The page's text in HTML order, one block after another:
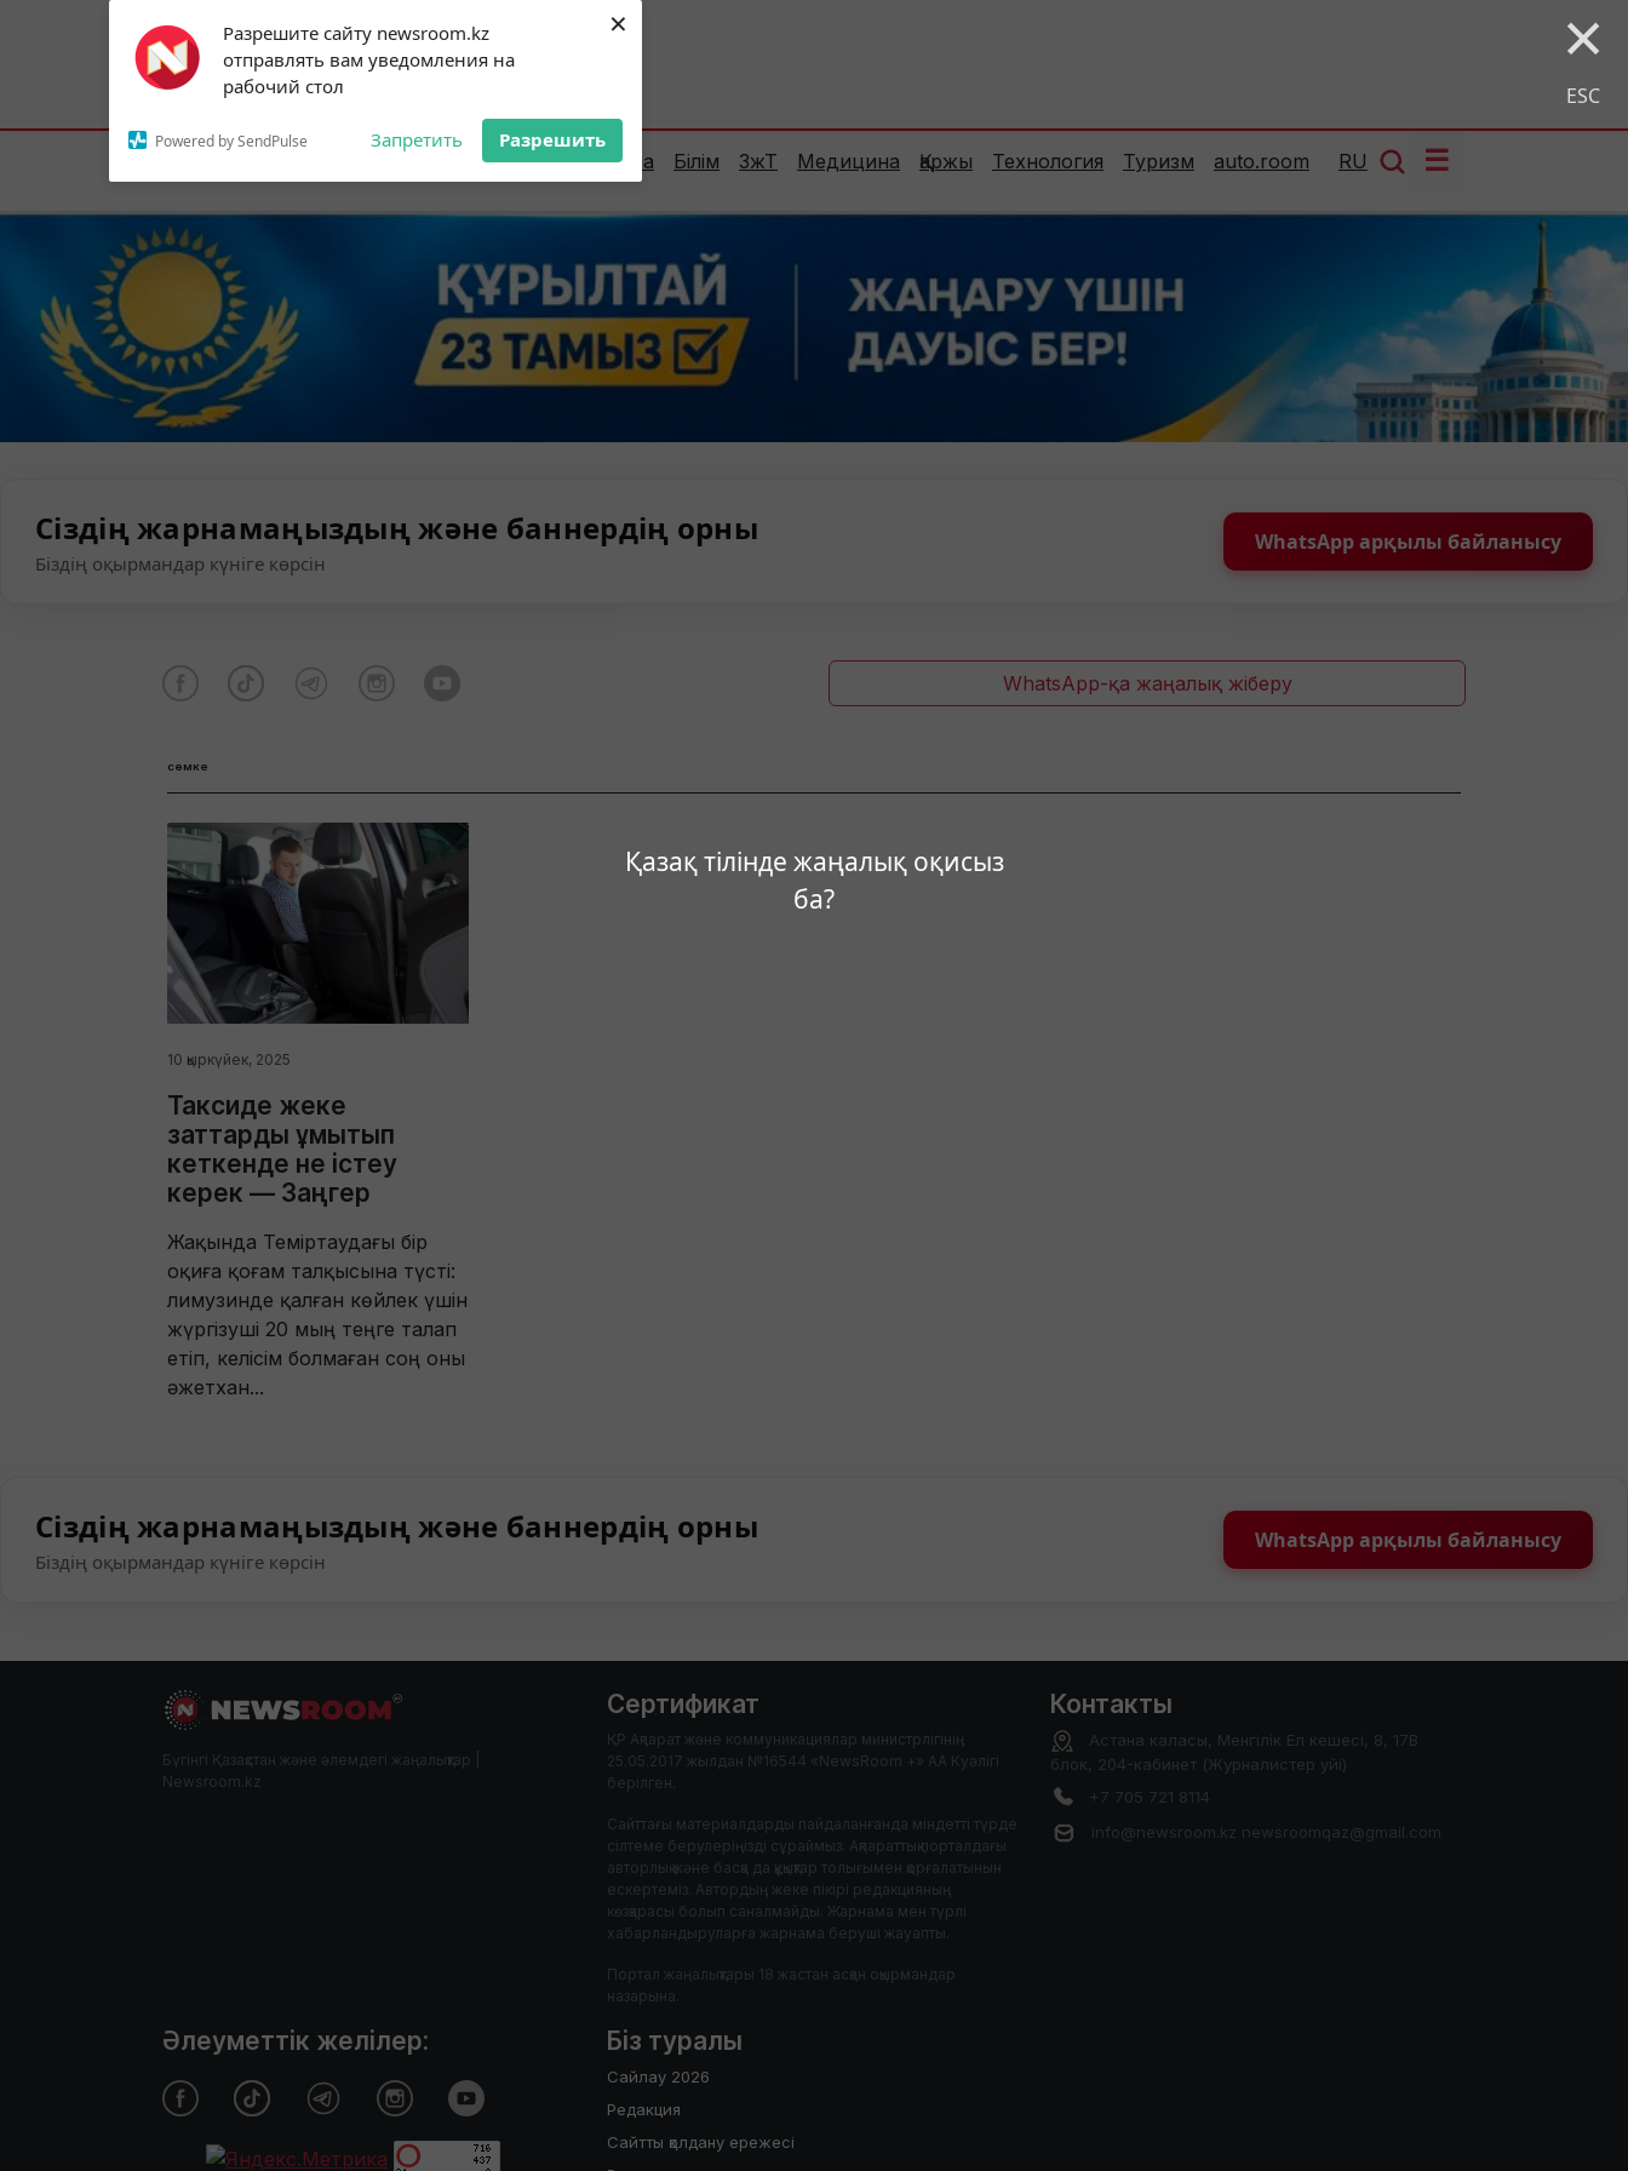
Разрешите сайту newsroom.kz
отправлять вам уведомления на
рабочий стол
Powered by SendPulse Запретить Разрешить
× ×
ESC
Қазақ тілінде жаңалық оқисыз
ба?
Subscribe to our
notifications!
To enable permission prompts, click on
the notification icon
Астана:23°C Алматы:31°C Шымкент:
Елорда Сараптама Білім ЗжТ Медицина Қаржы Технология Туризм auto.room RU ☰
Сіздің жарнамаңыздың және баннердің орны
Біздің оқырмандар күніге көрсін
WhatsApp арқылы байланысу
WhatsApp-қа жаңалық жіберу
сөмке
10 қыркүйек, 2025
Таксиде жеке
заттарды ұмытып
кеткенде не істеу
керек — Заңгер
Жақында Теміртаудағы бір
оқиға қоғам талқысына түсті:
лимузинде қалған көйлек үшін
жүргізуші 20 мың теңге талап
етіп, келісім болмаған соң оны
әжетхан...
Сіздің жарнамаңыздың және баннердің орны
Біздің оқырмандар күніге көрсін
WhatsApp арқылы байланысу
Бүгінгі Қазақстан және әлемдегі жаңалықтар |
Newsroom.kz
Сертификат
ҚР Ақпарат және коммуникациялар министрлігінің
25.05.2017 жылдан №16544 «NewsRoom +» АА Куәлігі
берілген.
Сайттағы материалдарды пайдаланғанда міндетті түрде
сілтеме берулеріңізді сұраймыз. Ақпараттық порталдағы
авторлық және басқа да құқықтар толығымен қорғалатынын
ескертеміз. Автордың жеке пікірі редакцияның
көзқарасы болып саналмайды. Жарнама мен түрлі
хабарландыруларға жарнама беруші жауапты.
Портал жаңалықтары 18 жастан асқан оқырмандар
назарына.
Контакты
Астана каласы, Менгілік Ел кешесі, 8, 17В
блок, 204-кабинет (Журналистер уйі)
+7 705 721 8114
info@newsroom.kz newsroomqaz@gmail.com
Біз туралы
Сайлау 2026
Редакция
Сайтты қолдану ережесі
Әлеуметтік желілер: